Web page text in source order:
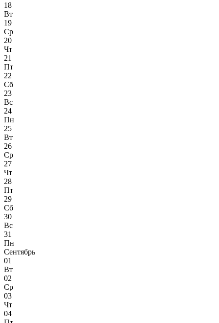
18
Вт
19
Ср
20
Чт
21
Пт
22
Сб
23
Вс
24
Пн
25
Вт
26
Ср
27
Чт
28
Пт
29
Сб
30
Вс
31
Пн
Сентябрь
01
Вт
02
Ср
03
Чт
04